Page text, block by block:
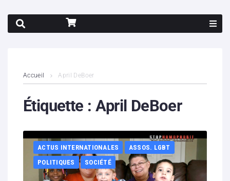
Contenus litigieux
Boutique
Partenaires
Accueil April DeBoer
Étiquette : April DeBoer
ACTUS INTERNATIONALES
ASSOS. LGBT
POLITIQUES
SOCIÉTÉ